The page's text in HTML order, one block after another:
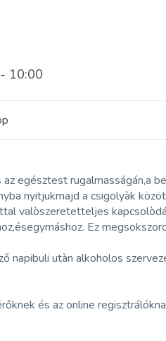
10:00
egésztest rugalmasságán,a
nyitjukmajd a csigolyàk
valòszeretetteljes
Ez
napibuli utàn alkoholos
és az online